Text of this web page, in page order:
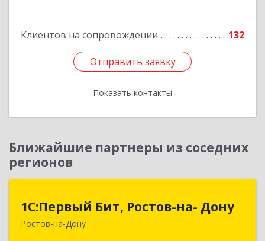
Клиентов на сопровождении 132
Отправить заявку
Показать контакты
Отправить заявку
Назад
Ближайшие партнеры из соседних
регионов
1С:Первый Бит, Ростов-на- Дону
Ростов-на-Дону
1С:Первый Бит, Ростов-на- Дону
344091, Ростовская обл, Ростов-на-Дону г,